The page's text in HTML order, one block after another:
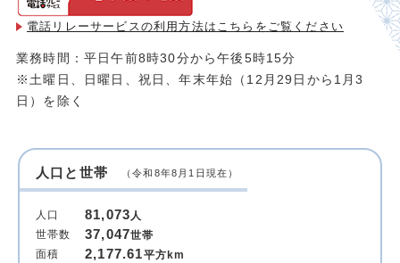
電話リレーサービスの利用方法は こちらをご覧ください
業務時間：平日午前8時30分から午後5時15分
※土曜日、日曜日、祝日、年末年始（12月29日から1月3
日）を除く
人口と世帯 （令和8年8月1日現在）
人口 81,073人
世帯数
37,047世帯
面積
2,177.61平方km